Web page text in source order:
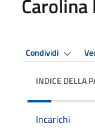
Carolina
Condividi
INDICE DELLA
Incarichi